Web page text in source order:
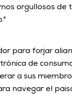
orgullosos de
para forjar
de
a sus
navegar el